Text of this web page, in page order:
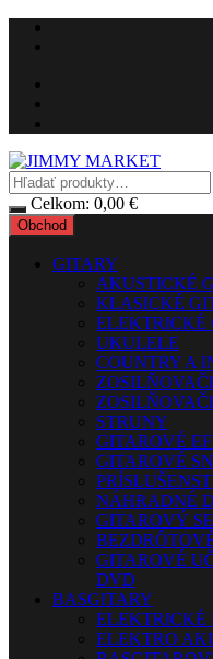
Preskočiť
Celkom: 0,00 €
Obchod
GITARY
AKUSTICKÉ
KLASICKÉ
ELEKTRICKÉ
UKULELE
COUNTRY A
STRUNY
GITAROVÉ
GITAROVÉ
NÁHRADNÉ
GITAROVÝ
GITAROVÉ
DVD
BASGITARY
ELEKTRICKÉ
ELEKTRO